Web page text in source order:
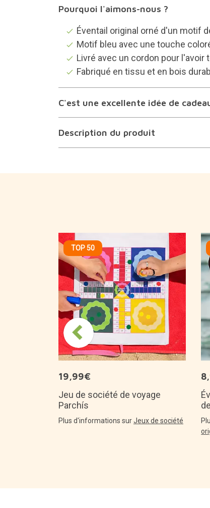
Pourquoi l'aimons-nous ?
Éventail original orné d'un motif
Motif bleu avec une touche
Livré avec un cordon pour l'avoir
Fabriqué en tissu et en bois
C'est une excellente idée de
Description du produit
TOP 50
19,99€
Jeu de société de voyage
Parchís
Plus d'informations surJeux de société